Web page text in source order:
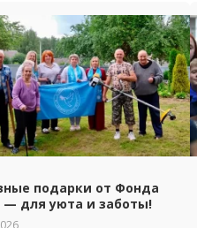
подарки от Фонда
для уюта и заботы!